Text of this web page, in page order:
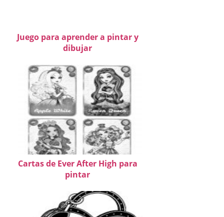
Juego para aprender a pintar y
dibujar
Cartas de Ever After High para
pintar